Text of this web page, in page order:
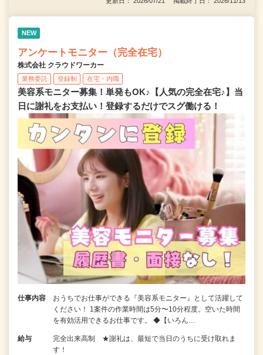
NEW
アンケートモニター（完全在宅）
株式会社 クラウドワーカー
業務委託 登録制 在宅・内職
美容系モニター募集！単発もOK♪【人気の完全在宅♪】当
日に謝礼をお支払い！登録するだけでスグ働ける！
仕事内容
おうちでお仕事ができる『美容系モニター』として活躍して
ください！ 1案件の作業時間は5分〜10分程度。空いた時間
を有効活用できるお仕事です。 ◆【いろん…
給与
完全出来高制 ★謝礼は、最短で当日のうちに受け取れま
す！